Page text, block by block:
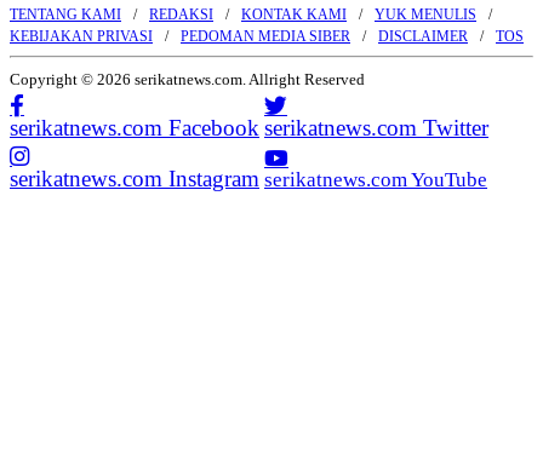
TENTANG KAMI REDAKSI KONTAK KAMI
YUK MENULIS
KEBIJAKAN PRIVASI
PEDOMAN MEDIA SIBER DISCLAIMER TOS
Copyright © 2026 serikatnews.com. Allright Reserved
serikatnews.com Facebook serikatnews.com Twitter
serikatnews.com Instagram serikatnews.com YouTube